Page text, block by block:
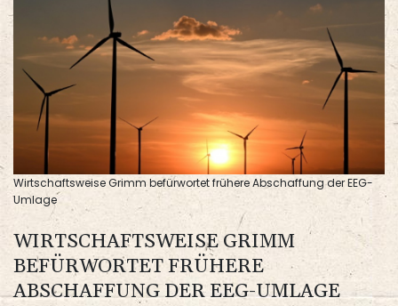
Wirtschaftsweise Grimm befürwortet frühere Abschaffung der EEG-
Umlage
WIRTSCHAFTSWEISE GRIMM
BEFÜRWORTET FRÜHERE
ABSCHAFFUNG DER EEG-UMLAGE